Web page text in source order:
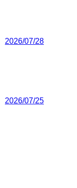
2026/07/28
2026/07/25